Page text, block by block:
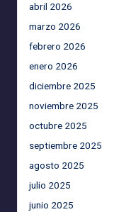
abril 2026
marzo 2026
febrero 2026
enero 2026
diciembre 2025
noviembre 2025
octubre 2025
septiembre 2025
agosto 2025
julio 2025
junio 2025